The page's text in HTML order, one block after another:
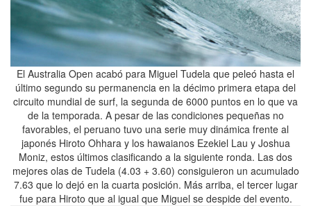
El Australia Open acabó para Miguel Tudela que peleó hasta el
último segundo su permanencia en la décimo primera etapa del
circuito mundial de surf, la segunda de 6000 puntos en lo que va
de la temporada. A pesar de las condiciones pequeñas no
favorables, el peruano tuvo una serie muy dinámica frente al
japonés Hiroto Ohhara y los hawaianos Ezekiel Lau y Joshua
Moniz, estos últimos clasificando a la siguiente ronda. Las dos
mejores olas de Tudela (4.03 + 3.60) consiguieron un acumulado
7.63 que lo dejó en la cuarta posición. Más arriba, el tercer lugar
fue para Hiroto que al igual que Miguel se despide del evento.